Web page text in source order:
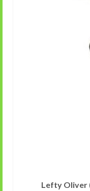
Lefty Oliver